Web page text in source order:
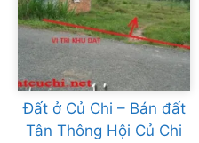
Đất ở Củ Chi – Bán đất
Tân Thông Hội Củ Chi